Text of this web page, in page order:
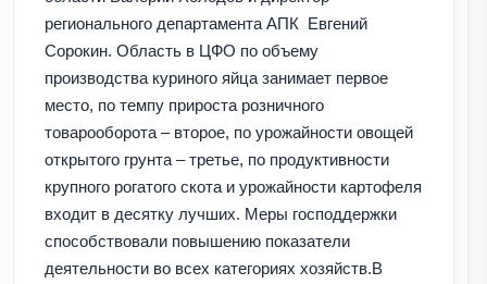
регионального департамента АПК Евгений
Сорокин. Область в ЦФО по объему
производства куриного яйца занимает первое
место, по темпу прироста розничного
товарооборота – второе, по урожайности овощей
открытого грунта – третье, по продуктивности
крупного рогатого скота и урожайности картофеля
входит в десятку лучших. Меры господдержки
способствовали повышению показатели
деятельности во всех категориях хозяйств.В